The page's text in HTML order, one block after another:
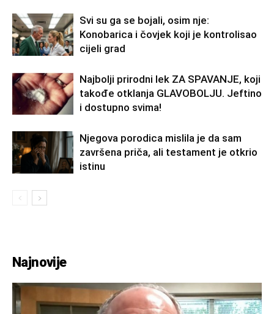
Svi su ga se bojali, osim nje:
Konobarica i čovjek koji je kontrolisao
cijeli grad
Najbolji prirodni lek ZA SPAVANJE, koji
takođe otklanja GLAVOBOLJU. Jeftino
i dostupno svima!
Njegova porodica mislila je da sam
završena priča, ali testament je otkrio
istinu
Najnovije